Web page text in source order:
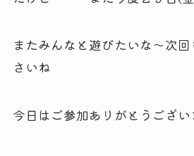
またみんなと遊びたいな～次
さいね
今日はご参加ありがとうござ